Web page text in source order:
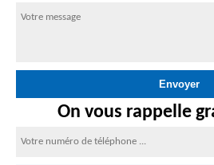
On vous rappelle